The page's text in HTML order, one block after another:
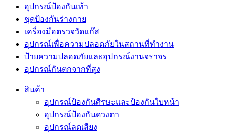
อุปกรณ์ป้องกันเท้า
ชุดป้องกันร่างกาย
เครื่องมือตรวจวัดแก๊ส
อุปกรณ์เพื่อความปลอดภัยในสถานที่ทำงาน
ป้ายความปลอดภัยและอุปกรณ์งานจราจร
อุปกรณ์กันตกจากที่สูง
สินค้า
อุปกรณ์ป้องกันศีรษะและป้องกันใบหน้า
อุปกรณ์ป้องกันดวงตา
อุปกรณ์ลดเสียง